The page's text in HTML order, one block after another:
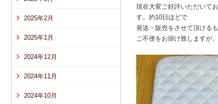
2025年2月
2025年1月
2024年12月
2024年11月
2024年10月
現在大変ご好評いただいて
す。約10日ほどで
発送・販売をさせて頂ける
ご不便をお掛け致しますが